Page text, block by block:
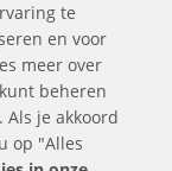
te
en voor
meer over
beheren
je akkoord
op "Alles